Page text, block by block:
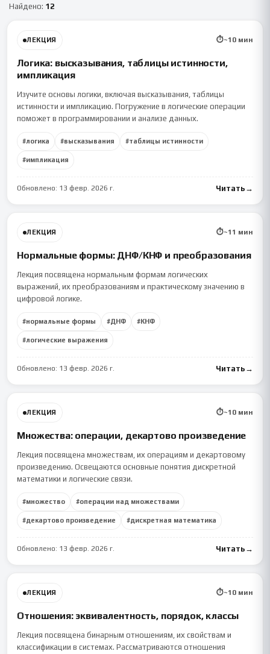
Найдено: 12
ЛЕКЦИЯ ⏱~10мин
Логика: высказывания, таблицы истинности,
импликация
Изучите основы логики, включая высказывания, таблицы
истинности и импликацию. Погружение в логические операции
поможет в программировании и анализе данных.
#логика #высказывания #таблицы истинности
#импликация
Обновлено: 13 февр. 2026 г. Читать →
ЛЕКЦИЯ ⏱~11 мин
Нормальные формы: ДНФ/КНФ и преобразования
Лекция посвящена нормальным формам логических
выражений, их преобразованиям и практическому значению в
цифровой логике.
#нормальные формы #ДНФ #КНФ
#логические выражения
Обновлено: 13 февр. 2026 г. Читать →
ЛЕКЦИЯ ⏱~10мин
Множества: операции, декартово произведение
Лекция посвящена множествам, их операциям и декартовому
произведению. Освещаются основные понятия дискретной
математики и логические связи.
#множество #операции над множествами
#декартово произведение #дискретная математика
Обновлено: 13 февр. 2026 г. Читать →
ЛЕКЦИЯ ⏱~10мин
Отношения: эквивалентность, порядок, классы
Лекция посвящена бинарным отношениям, их свойствам и
классификации в системах. Рассматриваются отношения